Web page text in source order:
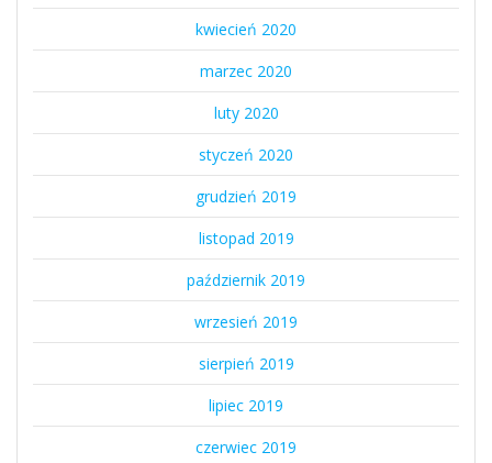
kwiecień 2020
marzec 2020
luty 2020
styczeń 2020
grudzień 2019
listopad 2019
październik 2019
wrzesień 2019
sierpień 2019
lipiec 2019
czerwiec 2019